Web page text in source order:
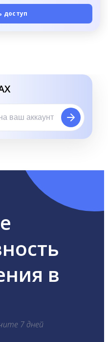
доступ
в
7 дней